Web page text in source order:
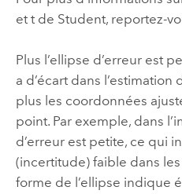
et t de Student, reportez-
Plus l’ellipse d’erreur est
a d’écart dans
plus les coordonnées
point. Par exemple, dans
d’erreur est petite, ce qui
(incertitude) faible dans
forme de l’ellipse indique